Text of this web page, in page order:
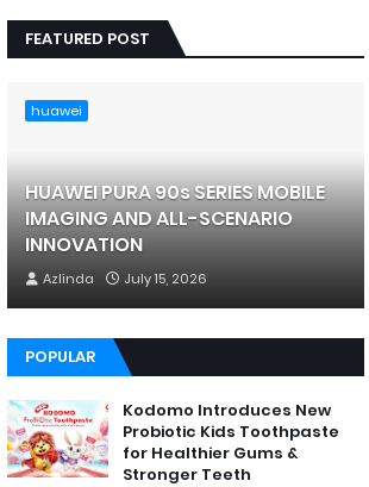
FEATURED POST
huawei
HUAWEI PURA 90s SERIES MOBILE
IMAGING AND ALL-SCENARIO
INNOVATION
Azlinda July 15, 2026
POPULAR
Kodomo Introduces New
Probiotic Kids Toothpaste
for Healthier Gums &
Stronger Teeth